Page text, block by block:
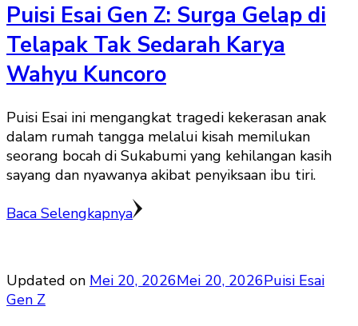
Puisi Esai Gen Z: Surga Gelap di
Telapak Tak Sedarah Karya
Wahyu Kuncoro
Puisi Esai ini mengangkat tragedi kekerasan anak
dalam rumah tangga melalui kisah memilukan
seorang bocah di Sukabumi yang kehilangan kasih
sayang dan nyawanya akibat penyiksaan ibu tiri.
Baca Selengkapnya
Updated on Mei 20, 2026Mei 20, 2026Puisi Esai
Gen Z